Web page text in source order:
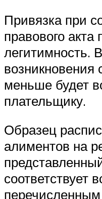
Привязка при
правового акта
легитимность.
возникновения
меньше будет
плательщику.
Образец
алиментов на
соответствует